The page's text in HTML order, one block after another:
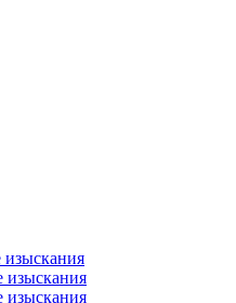
изыскания
изыскания
изыскания